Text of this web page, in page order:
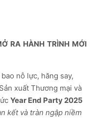
RA HÀNH TRÌNH MỚI
nỗ lực, hăng say,
xuất Thương mại và
Year End Party 2025
kết và tràn ngập niềm